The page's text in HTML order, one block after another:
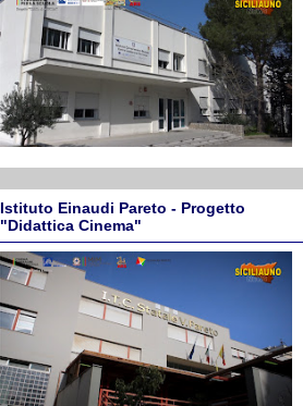
Istituto Einaudi Pareto - Progetto
"Didattica Cinema"